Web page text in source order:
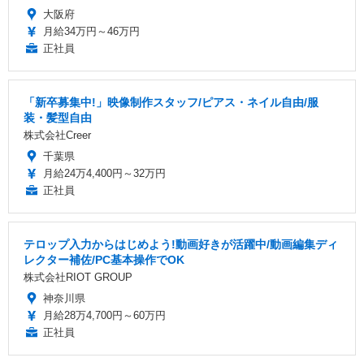
大阪府
月給34万円～46万円
正社員
「新卒募集中!」映像制作スタッフ/ピアス・ネイル自由/服
装・髪型自由
株式会社Creer
千葉県
月給24万4,400円～32万円
正社員
テロップ入力からはじめよう!動画好きが活躍中/動画編集ディ
レクター補佐/PC基本操作でOK
株式会社RIOT GROUP
神奈川県
月給28万4,700円～60万円
正社員